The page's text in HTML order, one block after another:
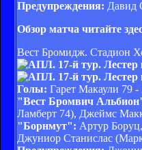
Предупреждения: Давид
Обзор матча читайте
Вест Бромидж. Стадион
Голы: Гарет Макаули 79
"Вест Бромвич
Ламберт 74), Джеймс
"Борнмут": Артур
Джуниор Станислас